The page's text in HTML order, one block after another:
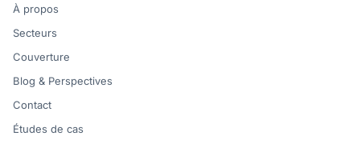
À propos
Secteurs
Couverture
Blog & Perspectives
Contact
Études de cas